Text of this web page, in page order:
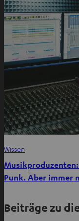
Wissen
Punk. Aber immer
Beiträge zu